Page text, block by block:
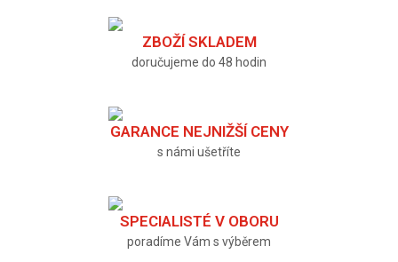
ZBOŽÍ SKLADEM
doručujeme do 48 hodin
GARANCE NEJNIŽŠÍ CENY
s námi ušetříte
SPECIALISTÉ V OBORU
poradíme Vám s výběrem